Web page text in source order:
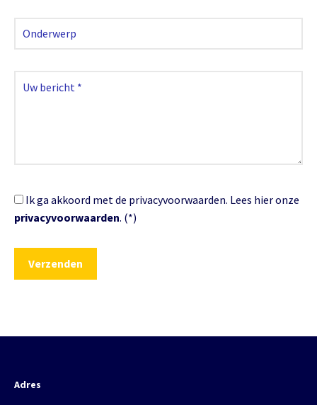
Ik ga akkoord met de privacyvoorwaarden. Lees hier onze
privacyvoorwaarden. (*)
Adres